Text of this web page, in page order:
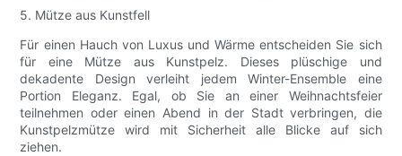
5. Mütze aus Kunstfell
Für einen Hauch von Luxus und Wärme entscheiden Sie sich
für eine Mütze aus Kunstpelz. Dieses plüschige und
dekadente Design verleiht jedem Winter-Ensemble eine
Portion Eleganz. Egal, ob Sie an einer Weihnachtsfeier
teilnehmen oder einen Abend in der Stadt verbringen, die
Kunstpelzmütze wird mit Sicherheit alle Blicke auf sich
ziehen.